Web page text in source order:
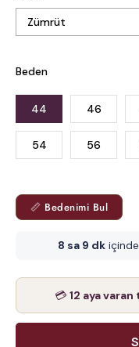
Beden
44 46
54 56
📏 Bedenimi Bul
8 sa 9 dkiçinde
💳 12 aya